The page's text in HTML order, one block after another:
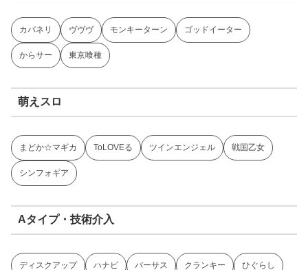
カバネリ ヴヴヴ モンキーターン ゴッドイーター
からサー 東京喰種
萌えスロ
まどか☆マギカ ToLOVEる ツインエンジェル 戦国乙女
シンフォギア
Aタイプ・技術介入
ディスクアップ ハナビ バーサス クランキー ひぐらし